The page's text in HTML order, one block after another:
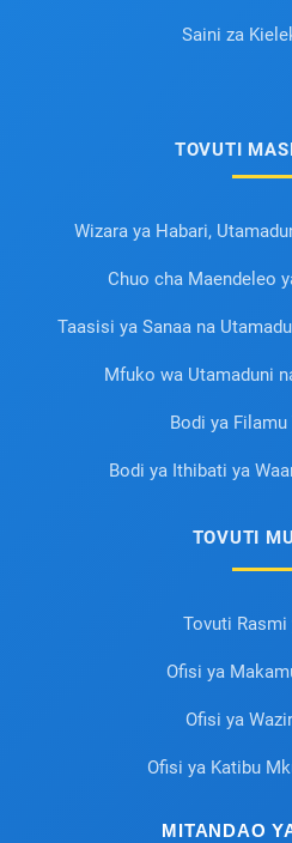
Saini za
TOVUTI
Wizara ya Habari,
Chuo cha Maendeleo
Taasisi ya Sanaa na
Mfuko wa Utamaduni
Bodi ya Filamu
Bodi ya Ithibati ya
TOVUTI
Tovuti Rasmi
Ofisi ya
Ofisi ya
Ofisi ya Katibu
MITANDAO